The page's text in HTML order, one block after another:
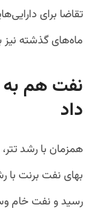
تقاضا برای
ماه‌های گذشته نیز
نفت هم به
داد
همزمان با رشد